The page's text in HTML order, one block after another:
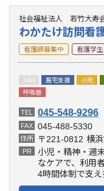
社会福祉法人 若竹大寿
わかたけ訪問看
看護師募集中 看護学
24H 居宅支援 小児
呼吸器
TEL 045-548-9296
FAX 045-488-5330
住所 〒221-0812 横
PR
小児・精神・週
なケアで、利用
4時間体制で支え